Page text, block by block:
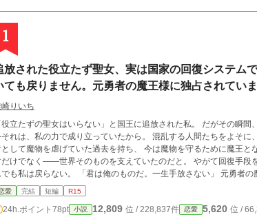
1
放された役立たず聖女、実は国家の回復システム
ても戻りません。元勇者の魔王様に独占されてい
りいち
たずの聖女はいらない」と国王に追放された私。 だがその瞬間、国中の“宿屋で一晩寝れば全回復する仕組み”は崩壊した。 ―
、私の力で成り立っていたから。 混乱する人間たちをよそに、私は元勇者だった魔王様に連れ去られる。 魔王様はかつて勇
して魔物を虐げていた過去を持ち、 今は魔物を守るために魔王となった存在だった。 そして私は気
でなく――世界そのものを支えていたのだと。 やがて回復手段を失った勇者たちは崩壊し、 国王は失脚、国は混乱に陥る。 そ
ない。 「君は俺のものだ。一生手放さない」 元勇者の魔王様に囲われ、甘やかされ、溺愛されながら、 私は魔王城で
愛 完結 短編 R15
24h.ポイント 78pt 小説 12,809 位 / 228,837件 恋愛 5,620 位 /